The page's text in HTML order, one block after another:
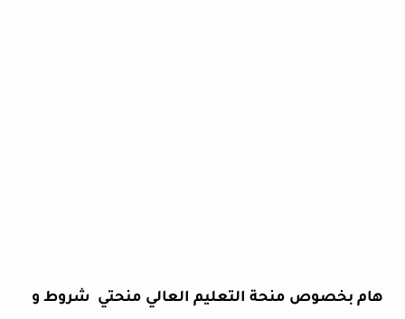
هام بخصوص منحة التعليم العالي منحتي شروط و